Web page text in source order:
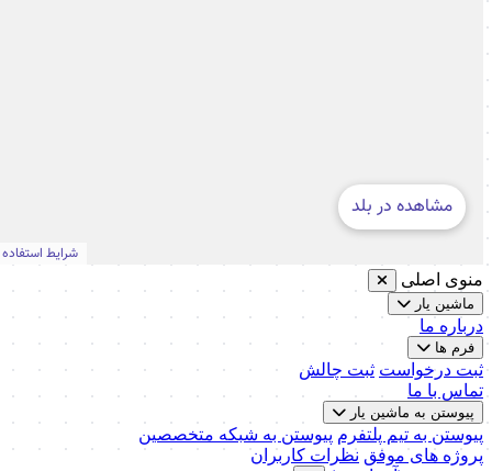
منوی اصلی
ماشین یار
درباره ما
فرم ها
ثبت درخواست ثبت چالش
تماس با ما
پیوستن به ماشین یار
پیوستن به تیم پلتفرم پیوستن به شبکه متخصصین
پروژه های موفق نظرات کاربران